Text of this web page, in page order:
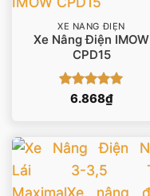
XE NÂNG ĐIỆN
Xe Nâng Điện IMOW
CPD15
Được xếp
6.868₫